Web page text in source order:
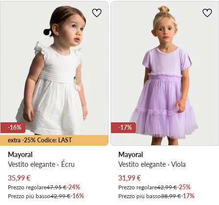
extra -25% Codice: LAST
-16%
Mayoral
Vestito elegante · Écru
Prezzo attuale
35,99€
Prezzo regolare47,95 €-24%
Prezzo più basso42,99 €-16%
-17%
Mayoral
Vestito elegante · Viola
Prezzo attuale
31,99€
Prezzo regolare42,99 €-25%
Prezzo più basso38,99 €-17%